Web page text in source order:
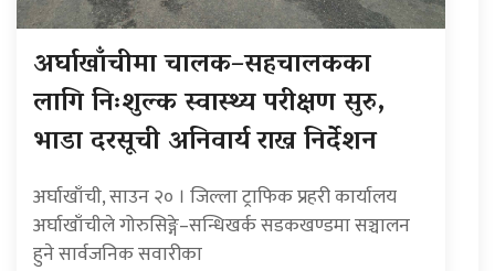
अर्घाखाँचीमा चालक–सहचालकका
लागि निःशुल्क स्वास्थ्य परीक्षण सुरु,
भाडा दरसूची अनिवार्य राख्न निर्देशन
अर्घाखाँची, साउन २० । जिल्ला ट्राफिक प्रहरी कार्यालय
अर्घाखाँचीले गोरुसिङ्गे–सन्धिखर्क सडकखण्डमा सञ्चालन
हुने सार्वजनिक सवारीका